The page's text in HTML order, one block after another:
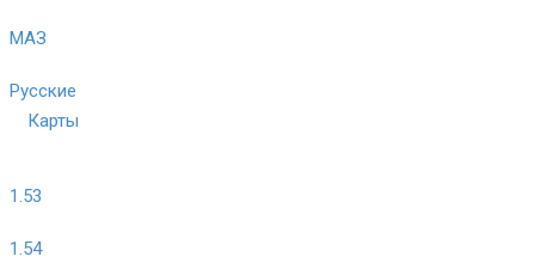
МАЗ
Русские
Карты
1.53
1.54